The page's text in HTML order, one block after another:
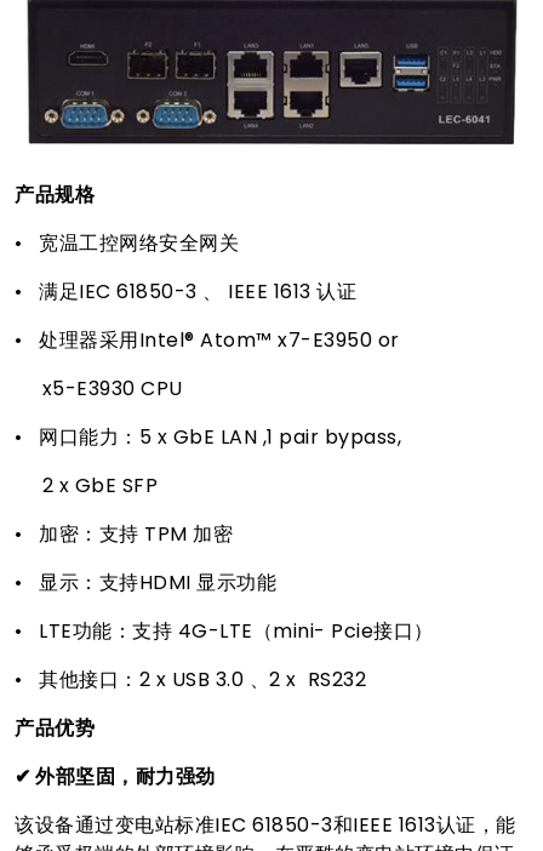
产品规格
• 宽温工控网络安全网关
• 满足IEC 61850-3 、 IEEE 1613 认证
• 处理器采用Intel® Atom™ x7-E3950 or
x5-E3930 CPU
• 网口能力：5 x GbE LAN ,1 pair bypass,
2 x GbE SFP
• 加密：支持 TPM 加密
• 显示：支持HDMI 显示功能
• LTE功能：支持 4G-LTE（mini- Pcie接口）
• 其他接口：2 x USB 3.0 、2 x RS232
产品优势
✔ 外部坚固，耐力强劲
该设备通过变电站标准IEC 61850-3和IEEE 1613认证，能